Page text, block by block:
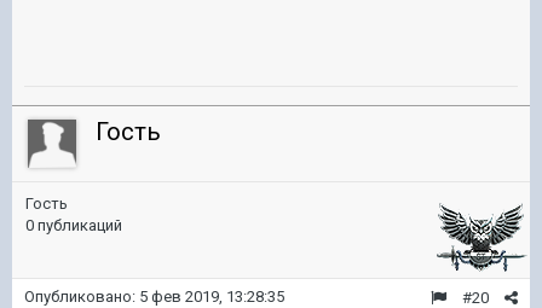
Гость
Гость
0 публикаций
#20
Опубликовано: 5 фев 2019, 13:28:35